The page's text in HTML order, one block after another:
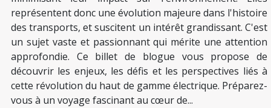
représentent donc une évolution majeure dans l'histoire
des transports, et suscitent un intérêt grandissant. C'est
un sujet vaste et passionnant qui mérite une attention
approfondie. Ce billet de blogue vous propose de
découvrir les enjeux, les défis et les perspectives liés à
cette révolution du haut de gamme électrique. Préparez-
vous à un voyage fascinant au cœur de...